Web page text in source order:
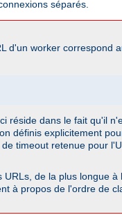
séparés.
d'un worker correspond
réside dans le fait qu'il
définis explicitement
timeout retenue pour
de la plus longue à
à propos de l'ordre de